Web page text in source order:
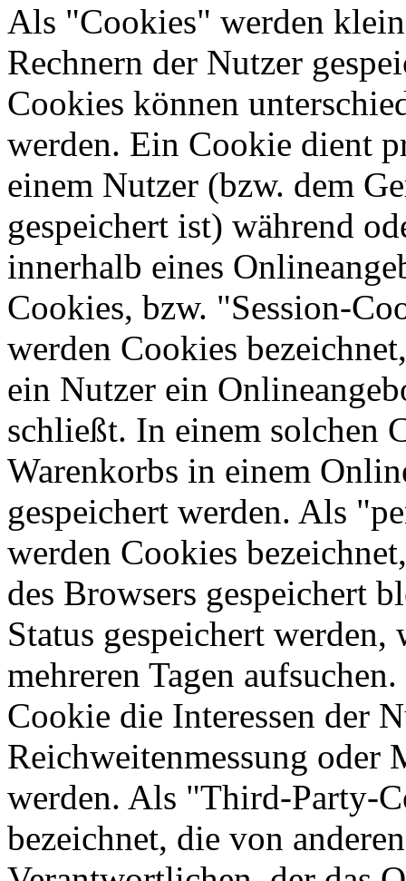
Als "Cookies" werden
Rechnern der Nutzer
Cookies können
werden. Ein Cookie dient
einem Nutzer (bzw. dem
gespeichert ist) während
innerhalb eines
Cookies, bzw. "Session-
werden Cookies
ein Nutzer ein
schließt. In einem solchen
Warenkorbs in einem
gespeichert werden. Als
werden Cookies
des Browsers gespeichert
Status gespeichert
mehreren Tagen
Cookie die Interessen der
Reichweitenmessung oder
werden. Als "Third-Party-
bezeichnet, die von